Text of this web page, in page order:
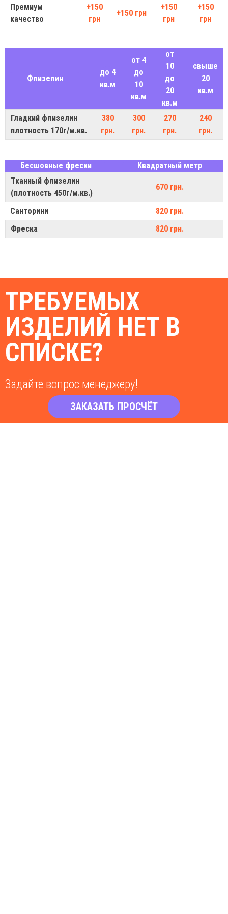
Премиум
качество
+150
грн
+150 грн
+150
грн
+150
грн
Флизелин
до 4
кв.м
от 4
до
10
кв.м
от
10
до
20
кв.м
свыше
20
кв.м
Гладкий флизелин
плотность 170г/м.кв.
380
грн.
300
грн.
270
грн.
240
грн.
Бесшовные фрески
Квадратный метр
Тканный флизелин
(плотность 450г/м.кв.)
670 грн.
Санторини
820 грн.
Фреска
820 грн.
ТРЕБУЕМЫХ
ИЗДЕЛИЙ НЕТ В
СПИСКЕ?
Задайте вопрос менеджеру!
ЗАКАЗАТЬ ПРОСЧЁТ